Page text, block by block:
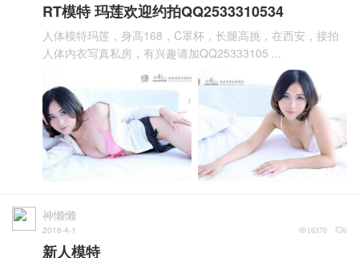
RT模特 玛莲欢迎约拍QQ2533310534
人体模特玛莲，身高168，C罩杯，长腿高挑，在西安，接拍
人体内衣写真私房，有兴趣请加QQ25333105 ...
神懒懒
2016-4-1 6
16370
新人模特